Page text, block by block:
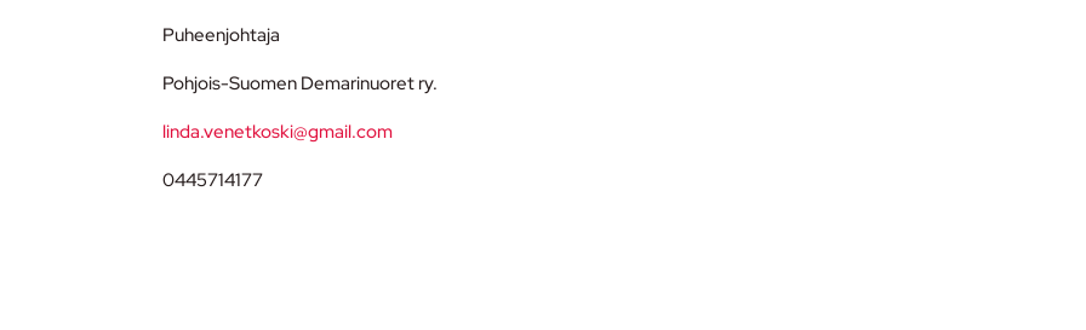
Puheenjohtaja
Pohjois-Suomen Demarinuoret ry.
linda.venetkoski@gmail.com
0445714177